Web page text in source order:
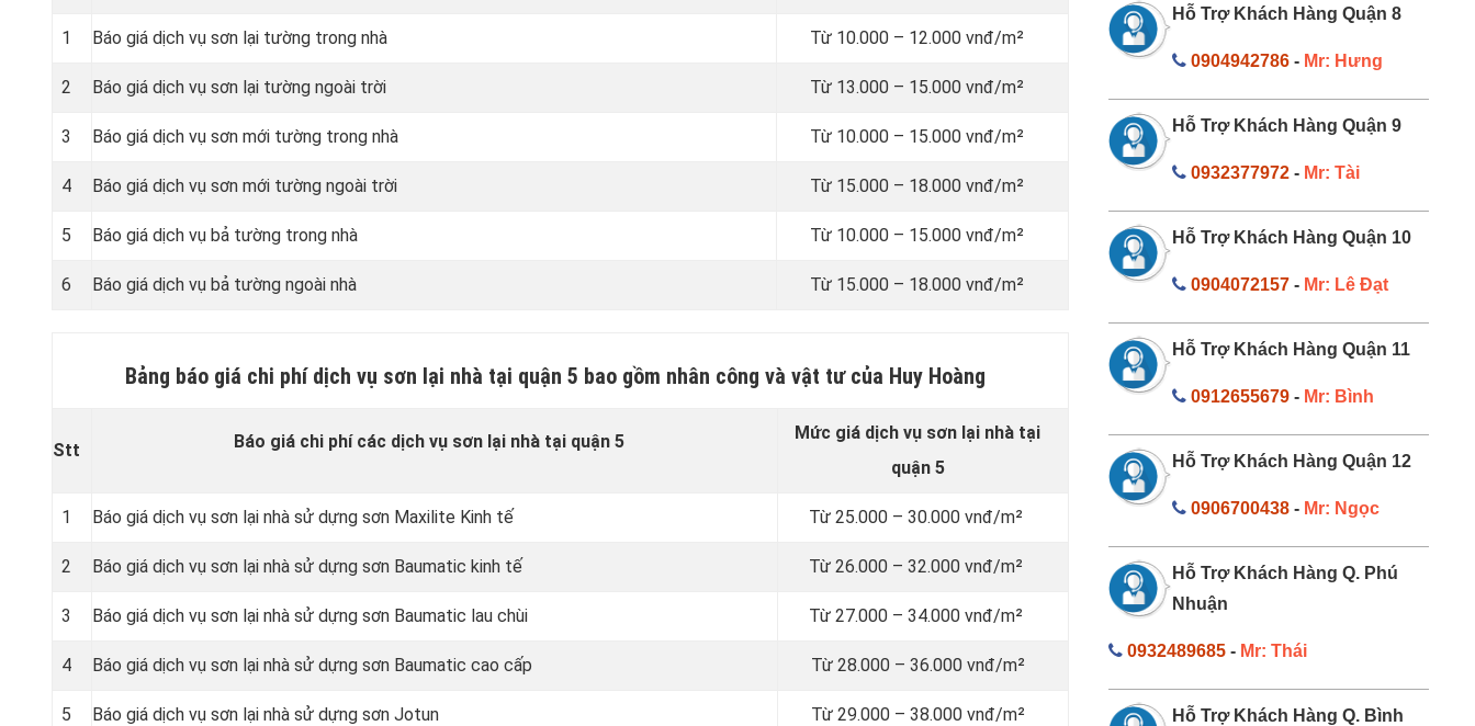
1 Báo giá dịch vụ sơn lại tường trong nhà Từ 10.000 – 12.000 vnđ/m²
2 Báo giá dịch vụ sơn lại tường ngoài trời Từ 13.000 – 15.000 vnđ/m²
3 Báo giá dịch vụ sơn mới tường trong nhà Từ 10.000 – 15.000 vnđ/m²
4 Báo giá dịch vụ sơn mới tường ngoài trời Từ 15.000 – 18.000 vnđ/m²
5 Báo giá dịch vụ bả tường trong nhà Từ 10.000 – 15.000 vnđ/m²
6 Báo giá dịch vụ bả tường ngoài nhà Từ 15.000 – 18.000 vnđ/m²
Bảng báo giá chi phí dịch vụ sơn lại nhà tại quận 5 bao gồm nhân công và vật tư của Huy Hoàng
Stt Báo giá chi phí các dịch vụ sơn lại nhà tại quận 5
Mức giá dịch vụ sơn lại nhà tại
quận 5
1 Báo giá dịch vụ sơn lại nhà sử dựng sơn Maxilite Kinh tế Từ 25.000 – 30.000 vnđ/m²
2 Báo giá dịch vụ sơn lại nhà sử dựng sơn Baumatic kinh tế Từ 26.000 – 32.000 vnđ/m²
3 Báo giá dịch vụ sơn lại nhà sử dựng sơn Baumatic lau chùi Từ 27.000 – 34.000 vnđ/m²
4 Báo giá dịch vụ sơn lại nhà sử dựng sơn Baumatic cao cấp Từ 28.000 – 36.000 vnđ/m²
5 Báo giá dịch vụ sơn lại nhà sử dựng sơn Jotun Từ 29.000 – 38.000 vnđ/m²
Hỗ Trợ Khách Hàng Quận 8
0904942786 - Mr: Hưng
Hỗ Trợ Khách Hàng Quận 9
0932377972 - Mr: Tài
Hỗ Trợ Khách Hàng Quận 10
0904072157 - Mr: Lê Đạt
Hỗ Trợ Khách Hàng Quận 11
0912655679 - Mr: Bình
Hỗ Trợ Khách Hàng Quận 12
0906700438 - Mr: Ngọc
Hỗ Trợ Khách Hàng Q. Phú
Nhuận
0932489685- Mr: Thái
Hỗ Trợ Khách Hàng Q. Bình